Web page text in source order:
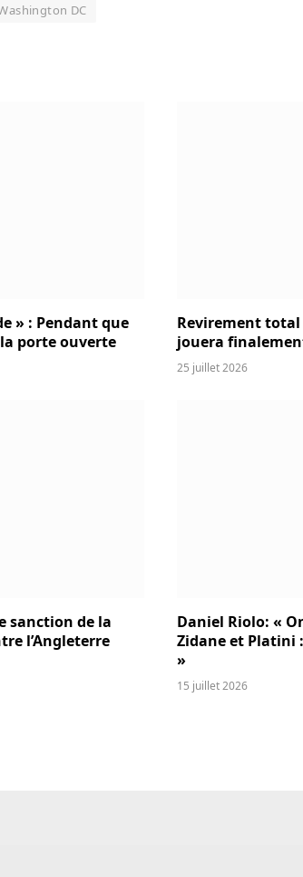
DC
» : Pendant que
la porte ouverte
Revirement total
jouera
25 juillet 2026
sanction de la
l’Angleterre
Daniel Riolo: «
Zidane et Platini
»
15 juillet 2026